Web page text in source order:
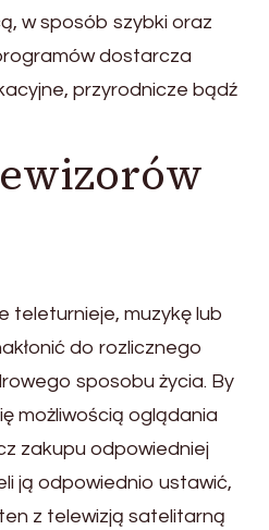
w sposób szybki oraz
dostarcza
przyrodnicze bądź
teleturnieje, muzykę lub
do rozlicznego
sposobu życia. By
możliwością oglądania
zakupu odpowiedniej
ją odpowiednio ustawić,
z telewizją satelitarną